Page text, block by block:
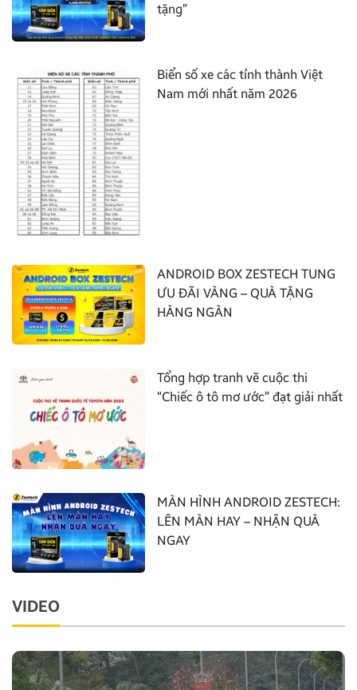
tặng”
Biển số xe các tỉnh thành Việt
Nam mới nhất năm 2026
ANDROID BOX ZESTECH TUNG
ƯU ĐÃI VÀNG – QUÀ TẶNG
HÀNG NGÀN
Tổng hợp tranh vẽ cuộc thi
“Chiếc ô tô mơ ước” đạt giải nhất
MÀN HÌNH ANDROID ZESTECH:
LÊN MÀN HAY – NHẬN QUÀ
NGAY
VIDEO